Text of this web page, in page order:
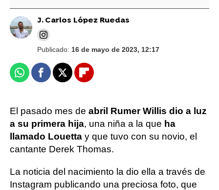
J. Carlos López Ruedas
Publicado: 16 de mayo de 2023, 12:17
WhatsappFacebook
X Flipboard
El pasado mes de abril Rumer Willis dio a luz
a su primera hija, una niña a la que ha
llamado Louetta y que tuvo con su novio, el
cantante Derek Thomas.
La noticia del nacimiento la dio ella a través de
Instagram publicando una preciosa foto, que